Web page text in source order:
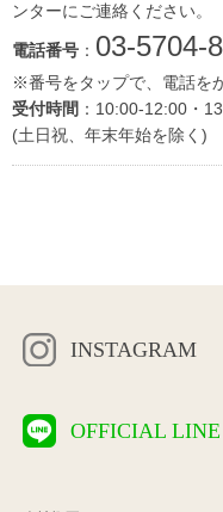
ンターにご連絡ください。
電話番号 ： 03-5704-
※番号をタップで、電話を
受付時間 ：10:00-12:00・
(土日祝、年末年始を除く)
INSTAGRAM
OFFICIAL LINE